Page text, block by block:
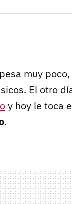
muy
El otro
y hoy le toca
.